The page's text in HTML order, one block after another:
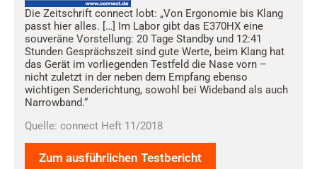
Die Zeitschrift connect lobt: „Von Ergonomie bis Klang
passt hier alles. […] Im Labor gibt das E370HX eine
souveräne Vorstellung: 20 Tage Standby und 12:41
Stunden Gesprächszeit sind gute Werte, beim Klang hat
das Gerät im vorliegenden Testfeld die Nase vorn –
nicht zuletzt in der neben dem Empfang ebenso
wichtigen Senderichtung, sowohl bei Wideband als auch
Narrowband.“
Quelle: connect Heft 11/2018
Zum ausführlichen Testbericht